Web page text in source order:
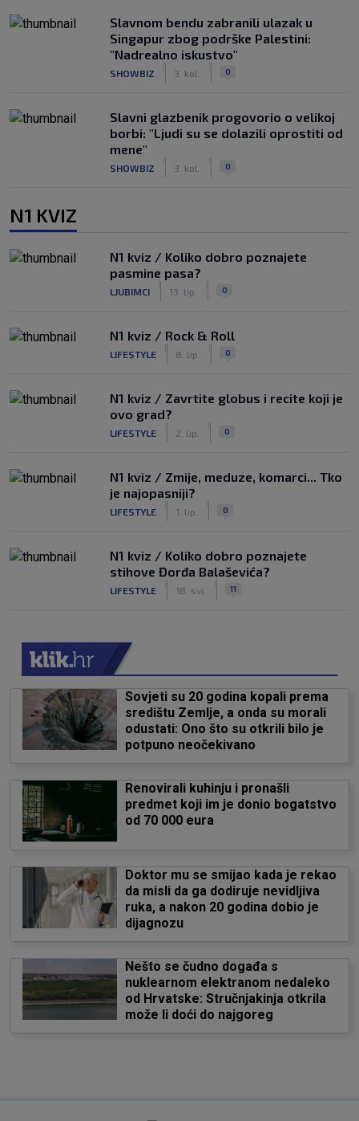
Slavnom bendu zabranili ulazak u
Singapur zbog podrške Palestini:
"Nadrealno iskustvo"
SHOWBIZ 3. kol. 0
Slavni glazbenik progovorio o velikoj
borbi: "Ljudi su se dolazili oprostiti od
mene"
SHOWBIZ 3. kol. 0
N1 KVIZ
N1 kviz / Koliko dobro poznajete
pasmine pasa?
LJUBIMCI 13. lip. 0
N1 kviz / Rock & Roll
LIFESTYLE 8. lip. 0
N1 kviz / Zavrtite globus i recite koji je
ovo grad?
LIFESTYLE 2. lip. 0
N1 kviz / Zmije, meduze, komarci... Tko
je najopasniji?
LIFESTYLE 1. lip. 0
N1 kviz / Koliko dobro poznajete
stihove Đorđa Balaševića?
LIFESTYLE 18. svi. 11
Sovjeti su 20 godina kopali prema
središtu Zemlje, a onda su morali
odustati: Ono što su otkrili bilo je
potpuno neočekivano
Renovirali kuhinju i pronašli
predmet koji im je donio bogatstvo
od 70 000 eura
Doktor mu se smijao kada je rekao
da misli da ga dodiruje nevidljiva
ruka, a nakon 20 godina dobio je
dijagnozu
Nešto se čudno događa s
nuklearnom elektranom nedaleko
od Hrvatske: Stručnjakinja otkrila
može li doći do najgoreg